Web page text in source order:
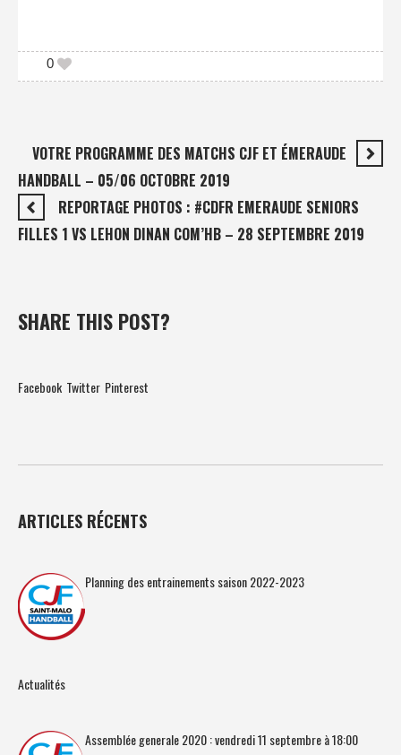
0
VOTRE PROGRAMME DES MATCHS CJF ET ÉMERAUDE
HANDBALL – 05/06 OCTOBRE 2019
REPORTAGE PHOTOS : #CDFR EMERAUDE SENIORS
FILLES 1 VS LEHON DINAN COM’HB – 28 SEPTEMBRE 2019
SHARE THIS POST?
Facebook Twitter Pinterest
ARTICLES RÉCENTS
Planning des entrainements saison 2022-2023
Actualités
Assemblée generale 2020 : vendredi 11 septembre à 18:00